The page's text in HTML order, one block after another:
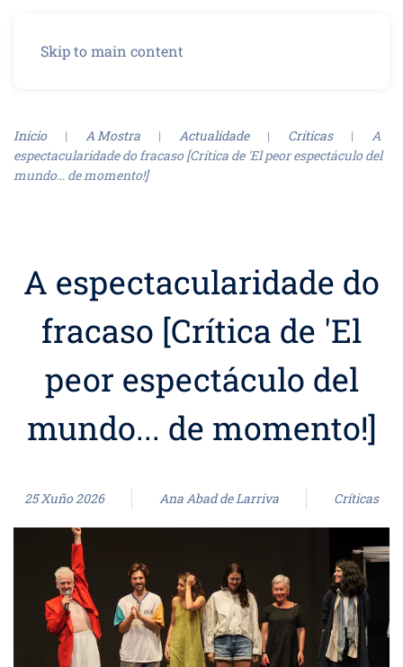
Skip to main content
Inicio A Mostra Actualidade Críticas
A
espectacularidade do fracaso [Crítica de 'El peor espectáculo del
mundo... de momento!]
A espectacularidade do
fracaso [Crítica de 'El
peor espectáculo del
mundo... de momento!]
25 Xuño 2026 Ana Abad de Larriva Críticas